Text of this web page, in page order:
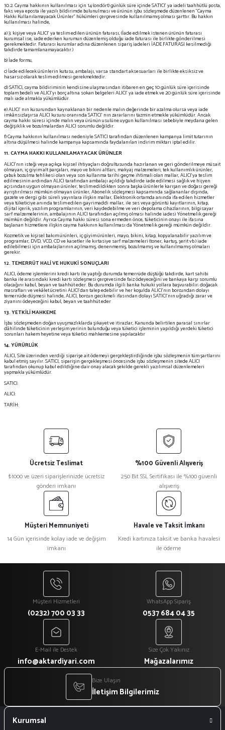
10.2. Cayma hakkının kullanılması için 14 (ondört) günlük süre içinde SATICI' ya iadeli taahhütlü posta,
faks veya eposta ile yazılı bildirimde bulunulması ve ürünün işbu sözleşmede düzenlenen "Cayma
Hakkı Kullanılamayacak Ürünler" hükümleri çerçevesinde kullanılmamış olması şarttır. Bu hakkın
kullanılması halinde,
a) 3. kişiye veya ALICI’ ya teslim edilen ürünün faturası, (İade edilmek istenen ürünün faturası
kurumsal ise, iade ederken kurumun düzenlemiş olduğu iade faturası ile birlikte gönderilmesi
gerekmektedir. Faturası kurumlar adına düzenlenen sipariş iadeleri İADE FATURASI kesilmediği
takdirde tamamlanamayacaktır.)
b) İade formu,
c) İade edilecek ürünlerin kutusu, ambalajı, varsa standart aksesuarları ile birlikte eksiksiz ve
hasarsız olarak teslim edilmesi gerekmektedir.
d) SATICI, cayma bildiriminin kendisine ulaşmasından itibaren en geç 10 günlük süre içerisinde
toplam bedeli ve ALICI’yı borç altına sokan belgeleri ALICI’ ya iade etmek ve 20 günlük süre içerisinde
malı iade almakla yükümlüdür.
e) ALICI’ nın kusurundan kaynaklanan bir nedenle malın değerinde bir azalma olursa veya iade
imkânsızlaşırsa ALICI kusuru oranında SATICI’ nın zararlarını tazmin etmekle yükümlüdür. Ancak
cayma hakkı süresi içinde malın veya ürünün usulüne uygun kullanılması sebebiyle meydana gelen
değişiklik ve bozulmalardan ALICI sorumlu değildir.
f) Cayma hakkının kullanılması nedeniyle SATICI tarafından düzenlenen kampanya limit tutarının
altına düşülmesi halinde kampanya kapsamında faydalanılan indirim miktarı iptal edilir.
11. CAYMA HAKKI KULLANILAMAYACAK ÜRÜNLER
ALICI’nın isteği veya açıkça kişisel ihtiyaçları doğrultusunda hazırlanan ve geri gönderilmeye müsait
olmayan, iç giyim alt parçaları, mayo ve bikini altları, makyaj malzemeleri, tek kullanımlık ürünler,
çabuk bozulma tehlikesi olan veya son kullanma tarihi geçme ihtimali olan mallar, ALICI’ya teslim
edilmesinin ardından ALICI tarafından ambalajı açıldığı takdirde iade edilmesi sağlık ve hijyen
açısından uygun olmayan ürünler, teslim edildikten sonra başka ürünlerle karışan ve doğası gereği
ayrıştırılması mümkün olmayan ürünler, Abonelik sözleşmesi kapsamında sağlananlar dışında,
gazete ve dergi gibi süreli yayınlara ilişkin mallar, Elektronik ortamda anında ifa edilen hizmetler
veya tüketiciye anında teslim edilen gayrimaddi mallar, ile ses veya görüntü kayıtlarının, kitap,
dijital içerik, yazılım programlarının, veri kaydedebilme ve veri depolama cihazlarının, bilgisayar
sarf malzemelerinin, ambalajının ALICI tarafından açılmış olması halinde iadesi Yönetmelik gereği
mümkün değildir. Ayrıca Cayma hakkı süresi sona ermeden önce, tüketicinin onayı ile ifasına
başlanan hizmetlere ilişkin cayma hakkının kullanılması da Yönetmelik gereği mümkün değildir.
Kozmetik ve kişisel bakım ürünleri, iç giyim ürünleri, mayo, bikini, kitap, kopyalanabilir yazılım ve
programlar, DVD, VCD, CD ve kasetler ile kırtasiye sarf malzemeleri (toner, kartuş, şerit vb.) iade
edilebilmesi için ambalajlarının açılmamış, denenmemiş, bozulmamış ve kullanılmamış olmaları
gerekir.
12. TEMERRÜT HALİ VE HUKUKİ SONUÇLARI
ALICI, ödeme işlemlerini kredi kartı ile yaptığı durumda temerrüde düştüğü takdirde, kart sahibi
banka ile arasındaki kredi kartı sözleşmesi çerçevesinde faiz ödeyeceğini ve bankaya karşı sorumlu
olacağını kabul, beyan ve taahhüt eder. Bu durumda ilgili banka hukuki yollara başvurabilir; doğacak
masrafları ve vekâlet ücretini ALICI’dan talep edebilir ve her koşulda ALICI’nın borcundan dolayı
temerrüde düşmesi halinde, ALICI, borcun gecikmeli ifasından dolayı SATICI’nın uğradığı zarar ve
ziyanını ödeyeceğini kabul, beyan ve taahhüt eder
13. YETKİLİ MAHKEME
İşbu sözleşmeden doğan uyuşmazlıklarda şikayet ve itirazlar, Kanunda belirtilen parasal sınırlar
dâhilinde tüketicinin yerleşim yerinin bulunduğu veya tüketici işleminin yapıldığı yerdeki tüketici
sorunları hakem heyetine veya tüketici mahkemesine yapılacaktır
14. YÜRÜRLÜK
ALICI, Site üzerinden verdiği siparişe ait ödemeyi gerçekleştirdiğinde işbu sözleşmenin tüm şartlarını
kabul etmiş sayılır. SATICI, siparişin gerçekleşmesi öncesinde işbu sözleşmenin sitede ALICI
tarafından okunup kabul edildiğine dair onay alacak şekilde gerekli yazılımsal düzenlemeleri
yapmakla yükümlüdür.
SATICI:
ALICI:
TARİH:
Ücretsiz Teslimat
₺1000 ve üzeri siparişlerinizde ücretsiz
gönderi imkanı
%100 Güvenli Alışveriş
250 Bit SSL Sertifikası ile %100 güvenli
alışveriş
Müşteri Memnuniyeti
14 Gün içerisinde kolay iade ve değişim
imkanı
Havale ve Taksit İmkanı
Kredi kartınıza taksit ve banka havalesi
ile ödeme
Müşteri Hizmetleri
(0232) 700 03 33
WhatsApp Sipariş
0537 684 04 35
E-Mail ile Destek
info@aktardiyari.com
Size Çok Yakınız
Mağazalarımız
Bize Ulaşın
İletişim Bilgilerimiz
Kurumsal